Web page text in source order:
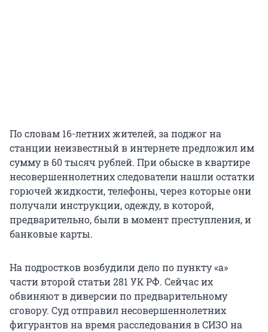
По словам 16-летних жителей, за поджог на
станции неизвестный в интернете предложил им
сумму в 60 тысяч рублей. При обыске в квартире
несовершеннолетних следователи нашли остатки
горючей жидкости, телефоны, через которые они
получали инструкции, одежду, в которой,
предварительно, были в момент преступления, и
банковые карты.
На подростков возбудили дело по пункту «а»
части второй статьи 281 УК РФ. Сейчас их
обвиняют в диверсии по предварительному
сговору. Суд отправил несовершеннолетних
фигурантов на время расследования в СИЗО на